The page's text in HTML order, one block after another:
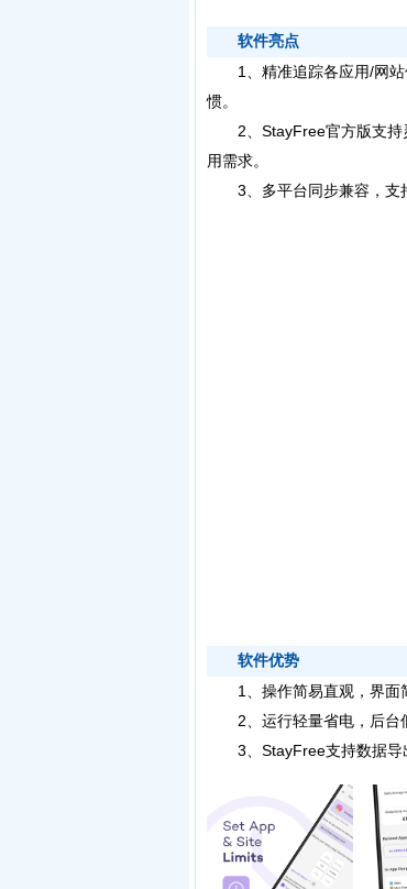
软件亮点
1、精准追踪各应用/网站
惯。
2、StayFree官方版支持
用需求。
3、多平台同步兼容，支持
软件优势
1、操作简易直观，界面简
2、运行轻量省电，后台低
3、StayFree支持数据导出